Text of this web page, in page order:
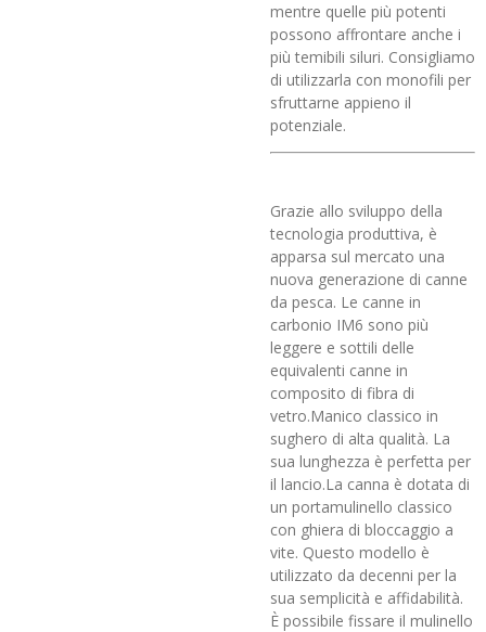
mentre quelle più potenti
possono affrontare anche i
più temibili siluri. Consigliamo
di utilizzarla con monofili per
sfruttarne appieno il
potenziale.
Grazie allo sviluppo della
tecnologia produttiva, è
apparsa sul mercato una
nuova generazione di canne
da pesca. Le canne in
carbonio IM6 sono più
leggere e sottili delle
equivalenti canne in
composito di fibra di
vetro.Manico classico in
sughero di alta qualità. La
sua lunghezza è perfetta per
il lancio.La canna è dotata di
un portamulinello classico
con ghiera di bloccaggio a
vite. Questo modello è
utilizzato da decenni per la
sua semplicità e affidabilità.
È possibile fissare il mulinello